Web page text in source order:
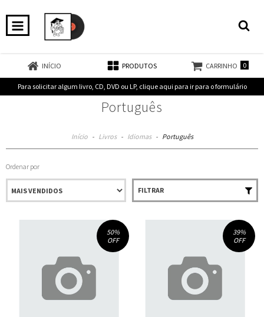
INÍCIO PRODUTOS CARRINHO 0
Para solicitar algum livro, CD, DVD ou LP, clique aqui para ir para o formulário
Português
Início - Livros - Idiomas - Português
Ordenar por
FILTRAR
50%
OFF
39%
OFF